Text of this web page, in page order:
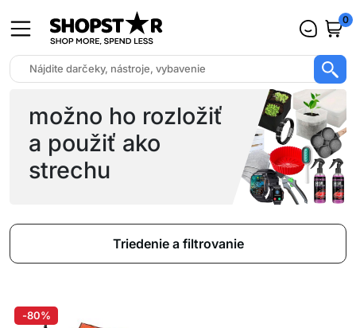
0
možno ho rozložiť
a použiť ako
strechu
Triedenie a filtrovanie
-80%